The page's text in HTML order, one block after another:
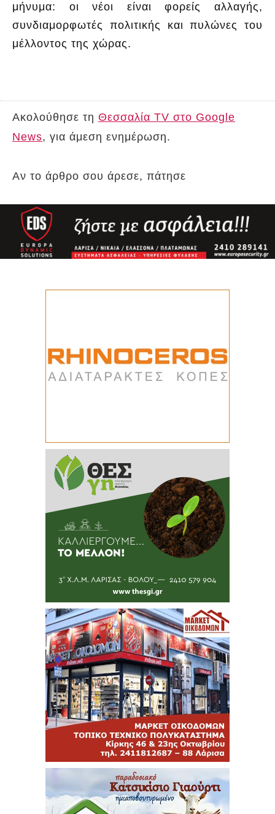
μήνυμα: οι νέοι είναι φορείς αλλαγής,
συνδιαμορφωτές πολιτικής και πυλώνες του
μέλλοντος της χώρας.
Ακολούθησε τη Θεσσαλία TV στο Google
News, για άμεση ενημέρωση.
Αν το άρθρο σου άρεσε, πάτησε